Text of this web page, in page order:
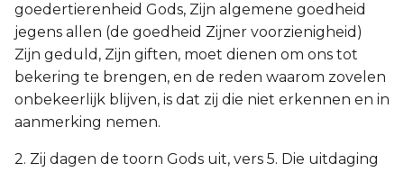
goedertierenheid Gods, Zijn algemene goedheid
jegens allen (de goedheid Zijner voorzienigheid)
Zijn geduld, Zijn giften, moet dienen om ons tot
bekering te brengen, en de reden waarom zovelen
onbekeerlijk blijven, is dat zij die niet erkennen en in
aanmerking nemen.
2. Zij dagen de toorn Gods uit, vers 5. Die uitdaging